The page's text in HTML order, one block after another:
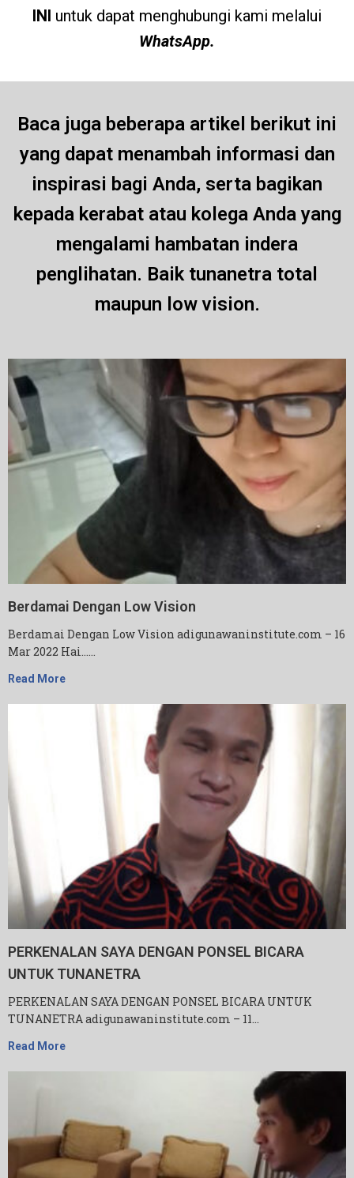
INI untuk dapat menghubungi kami melalui
WhatsApp.
Baca juga beberapa artikel berikut ini
yang dapat menambah informasi dan
inspirasi bagi Anda, serta bagikan
kepada kerabat atau kolega Anda yang
mengalami hambatan indera
penglihatan. Baik tunanetra total
maupun low vision.
Berdamai Dengan Low Vision
Berdamai Dengan Low Vision adigunawaninstitute.com – 16
Mar 2022 Hai……
Read More
PERKENALAN SAYA DENGAN PONSEL BICARA
UNTUK TUNANETRA
PERKENALAN SAYA DENGAN PONSEL BICARA UNTUK
TUNANETRA adigunawaninstitute.com – 11…
Read More